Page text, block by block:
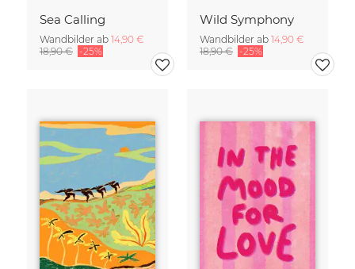
Sea Calling
Wandbilder ab 14,90 €
18,90 € -25%
Wild Symphony
Wandbilder ab 14,90 €
18,90 € -25%